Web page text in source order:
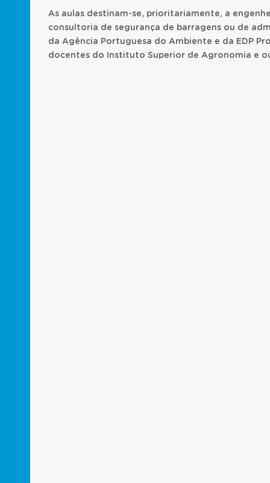
As aulas destinam-se, prioritariamente, a
consultoria de segurança de barragens ou de
da Agência Portuguesa do Ambiente e da EDP
docentes do Instituto Superior de Agronomia e